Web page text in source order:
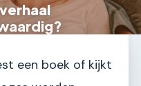
een boek of kijkt